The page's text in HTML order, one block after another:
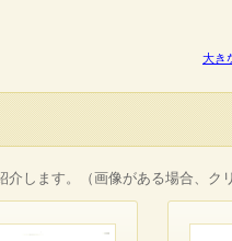
大き
介します。（画像がある場合、ク